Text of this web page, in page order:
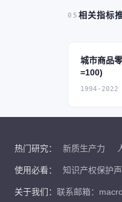
05 相关指标
城市商品
=100)
1994-2022
热门研究： 新质生产力
使用必看： 知识产权保护
关于我们： 联系邮箱：